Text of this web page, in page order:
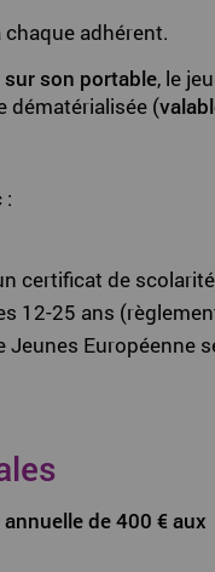
adhérent.
sur son portable, le
dématérialisée (
:
certificat de
12-25 ans
Européenne
de 400 € aux